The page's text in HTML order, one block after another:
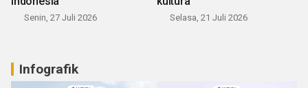
Senin, 27 Juli 2026 Selasa, 21 Juli 2026
Infografik